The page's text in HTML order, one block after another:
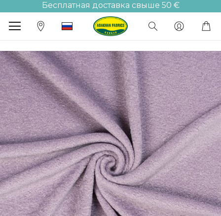
Бесплатная доставка свыше 50 €
Пропустить
и
перейти
к
галереям
изображений